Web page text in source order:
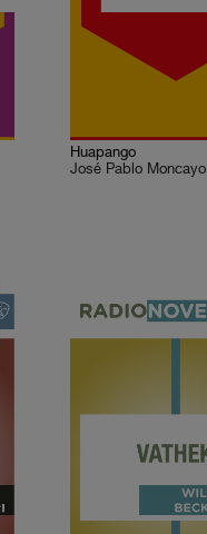
Huapango
José Pablo Moncayo